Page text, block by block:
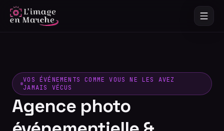
VOS ÉVÉNEMENTS COMME VOUS NE LES AVEZ
JAMAIS VÉCUS
Agence photo